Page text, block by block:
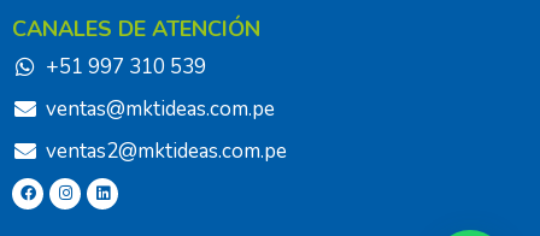
CANALES DE ATENCIÓN
+51 997 310 539
ventas@mktideas.com.pe
ventas2@mktideas.com.pe